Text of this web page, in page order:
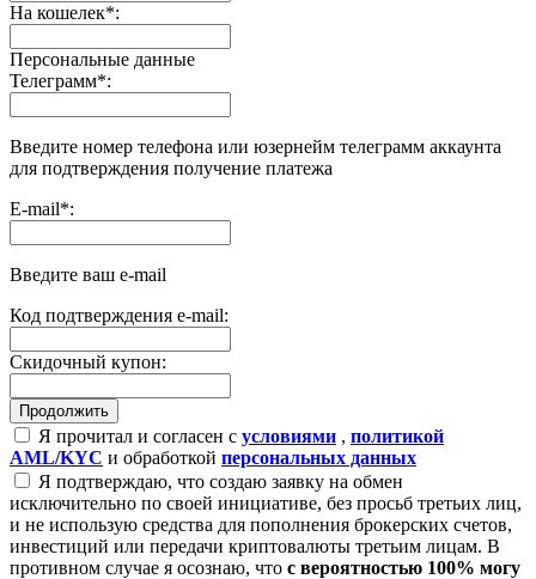
На кошелек*:
Персональные данные
Телеграмм*:
Введите номер телефона или юзернейм телеграмм аккаунта
для подтверждения получение платежа
E-mail*:
Введите ваш e-mail
Код подтверждения e-mail:
Скидочный купон:
Я прочитал и согласен с условиями , политикой
AML/KYC и обработкой персональных данных
Я подтверждаю, что создаю заявку на обмен
исключительно по своей инициативе, без просьб третьих лиц,
и не использую средства для пополнения брокерских счетов,
инвестиций или передачи криптовалюты третьим лицам. В
противном случае я осознаю, что с вероятностью 100% могу